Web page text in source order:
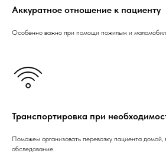
Аккуратное отношение к пациенту
Особенно важно при помощи пожилым и
Транспортировка при
Поможем организовать перевозку пациента домой,
обследование.